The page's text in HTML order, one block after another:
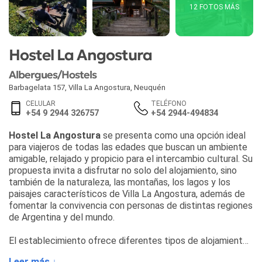
12 FOTOS MÁS
Hostel La Angostura
Albergues/Hostels
Barbagelata 157 Villa La Angostura Neuquén
CELULAR
+54 9 2944 326757
TELÉFONO
+54 2944-494834
Hostel La Angostura se presenta como una opción ideal
para viajeros de todas las edades que buscan un ambiente
amigable, relajado y propicio para el intercambio cultural. Su
propuesta invita a disfrutar no solo del alojamiento, sino
también de la naturaleza, las montañas, los lagos y los
paisajes característicos de Villa La Angostura, además de
fomentar la convivencia con personas de distintas regiones
de Argentina y del mundo.
El establecimiento ofrece diferentes tipos de alojamiento